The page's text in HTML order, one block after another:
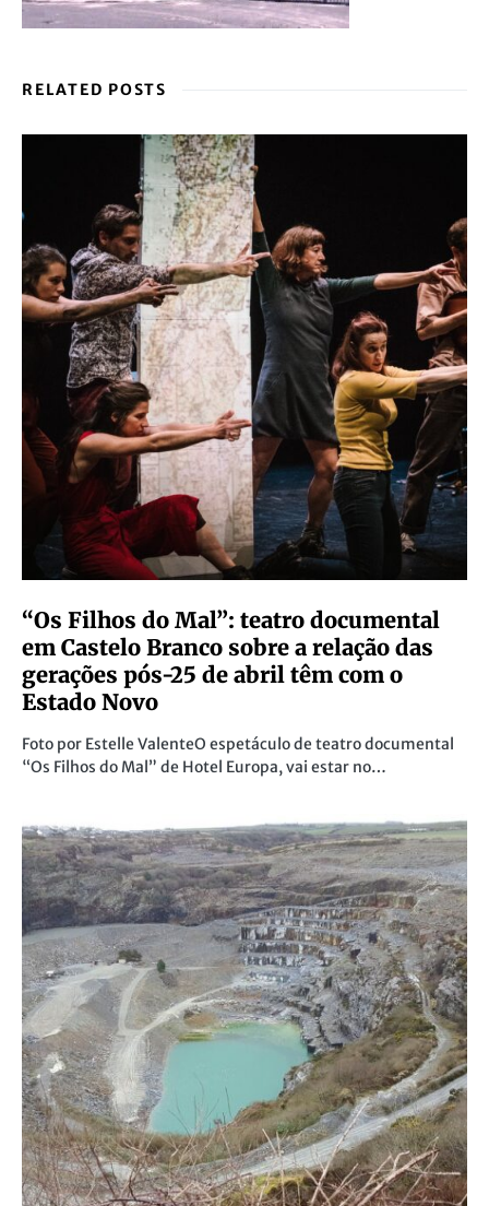
RELATED POSTS
“Os Filhos do Mal”: teatro documental
em Castelo Branco sobre a relação das
gerações pós-25 de abril têm com o
Estado Novo
Foto por Estelle ValenteO espetáculo de teatro documental
“Os Filhos do Mal” de Hotel Europa, vai estar no…